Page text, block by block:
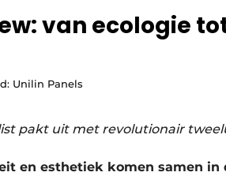
van ecologie
Unilin Panels
pakt uit met revolutionair
en esthetiek komen samen